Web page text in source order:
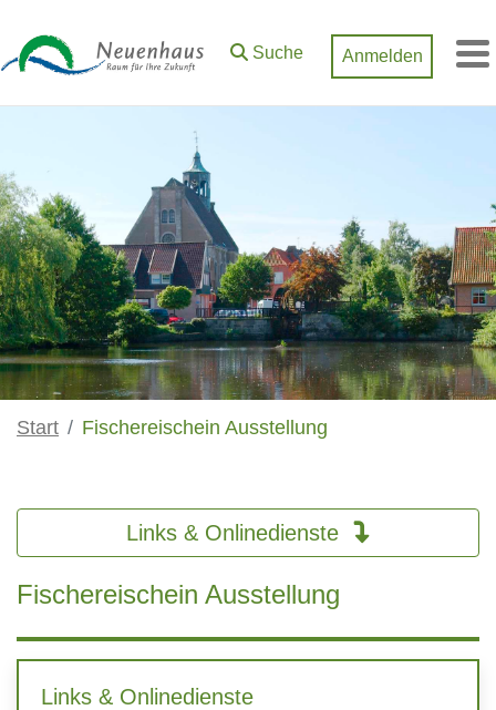
Suche Anmelden
Start Fischereischein Ausstellung
Links & Onlinedienste
Fischereischein Ausstellung
Links & Onlinedienste